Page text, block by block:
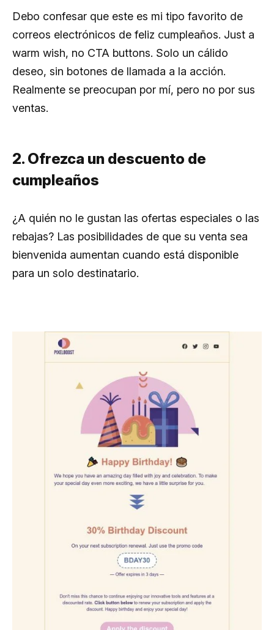
Debo confesar que este es mi tipo favorito de
correos electrónicos de feliz cumpleaños. Just a
warm wish, no CTA buttons. Solo un cálido
deseo, sin botones de llamada a la acción.
Realmente se preocupan por mí, pero no por sus
ventas.
2. Ofrezca un descuento de
cumpleaños
¿A quién no le gustan las ofertas especiales o las
rebajas? Las posibilidades de que su venta sea
bienvenida aumentan cuando está disponible
para un solo destinatario.